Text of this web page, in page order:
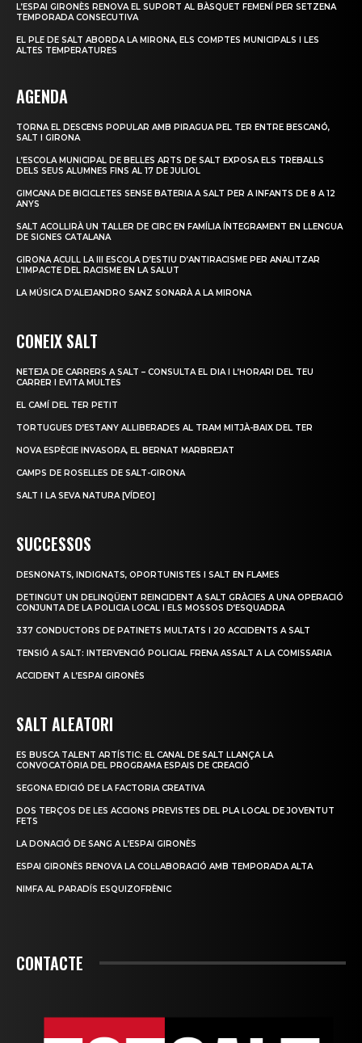
L’ESPAI GIRONÈS RENOVA EL SUPORT AL BÀSQUET FEMENÍ PER SETZENA
TEMPORADA CONSECUTIVA
EL PLE DE SALT ABORDA LA MIRONA, ELS COMPTES MUNICIPALS I LES
ALTES TEMPERATURES
AGENDA
TORNA EL DESCENS POPULAR AMB PIRAGUA PEL TER ENTRE BESCANÓ,
SALT I GIRONA
L’ESCOLA MUNICIPAL DE BELLES ARTS DE SALT EXPOSA ELS TREBALLS
DELS SEUS ALUMNES FINS AL 17 DE JULIOL
GIMCANA DE BICICLETES SENSE BATERIA A SALT PER A INFANTS DE 8 A 12
ANYS
SALT ACOLLIRÀ UN TALLER DE CIRC EN FAMÍLIA ÍNTEGRAMENT EN LLENGUA
DE SIGNES CATALANA
GIRONA ACULL LA III ESCOLA D’ESTIU D’ANTIRACISME PER ANALITZAR
L’IMPACTE DEL RACISME EN LA SALUT
LA MÚSICA D’ALEJANDRO SANZ SONARÀ A LA MIRONA
CONEIX SALT
NETEJA DE CARRERS A SALT – CONSULTA EL DIA I L’HORARI DEL TEU
CARRER I EVITA MULTES
EL CAMÍ DEL TER PETIT
TORTUGUES D’ESTANY ALLIBERADES AL TRAM MITJÀ-BAIX DEL TER
NOVA ESPÈCIE INVASORA, EL BERNAT MARBREJAT
CAMPS DE ROSELLES DE SALT-GIRONA
SALT I LA SEVA NATURA [VÍDEO]
SUCCESSOS
DESNONATS, INDIGNATS, OPORTUNISTES I SALT EN FLAMES
DETINGUT UN DELINQÜENT REINCIDENT A SALT GRÀCIES A UNA OPERACIÓ
CONJUNTA DE LA POLICIA LOCAL I ELS MOSSOS D’ESQUADRA
337 CONDUCTORS DE PATINETS MULTATS I 20 ACCIDENTS A SALT
TENSIÓ A SALT: INTERVENCIÓ POLICIAL FRENA ASSALT A LA COMISSARIA
ACCIDENT A L’ESPAI GIRONÈS
SALT ALEATORI
ES BUSCA TALENT ARTÍSTIC: EL CANAL DE SALT LLANÇA LA
CONVOCATÒRIA DEL PROGRAMA ESPAIS DE CREACIÓ
SEGONA EDICIÓ DE LA FACTORIA CREATIVA
DOS TERÇOS DE LES ACCIONS PREVISTES DEL PLA LOCAL DE JOVENTUT
FETS
LA DONACIÓ DE SANG A L’ESPAI GIRONÈS
ESPAI GIRONÈS RENOVA LA COL·LABORACIÓ AMB TEMPORADA ALTA
NIMFA AL PARADÍS ESQUIZOFRÈNIC
CONTACTE